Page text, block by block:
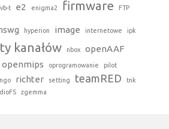
t e2 enigma2 firmware FTP
hyperion image internetowe ipk
kanałów nbox openAAF
openmips oprogramowanie pilot
richter setting teamRED
tnk
zgemma